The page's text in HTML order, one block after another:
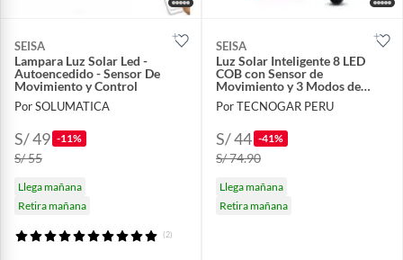
SEISA
Lampara Luz Solar Led -
Autoencedido - Sensor De
Movimiento y Control
Por SOLUMATICA
S/ 49 -11%
S/ 55
Llega mañana
Retira mañana
(2)
SEISA
Luz Solar Inteligente 8 LED
COB con Sensor de
Movimiento y 3 Modos de
Iluminación
Por TECNOGAR PERU
S/ 44 -41%
S/ 74.90
Llega mañana
Retira mañana